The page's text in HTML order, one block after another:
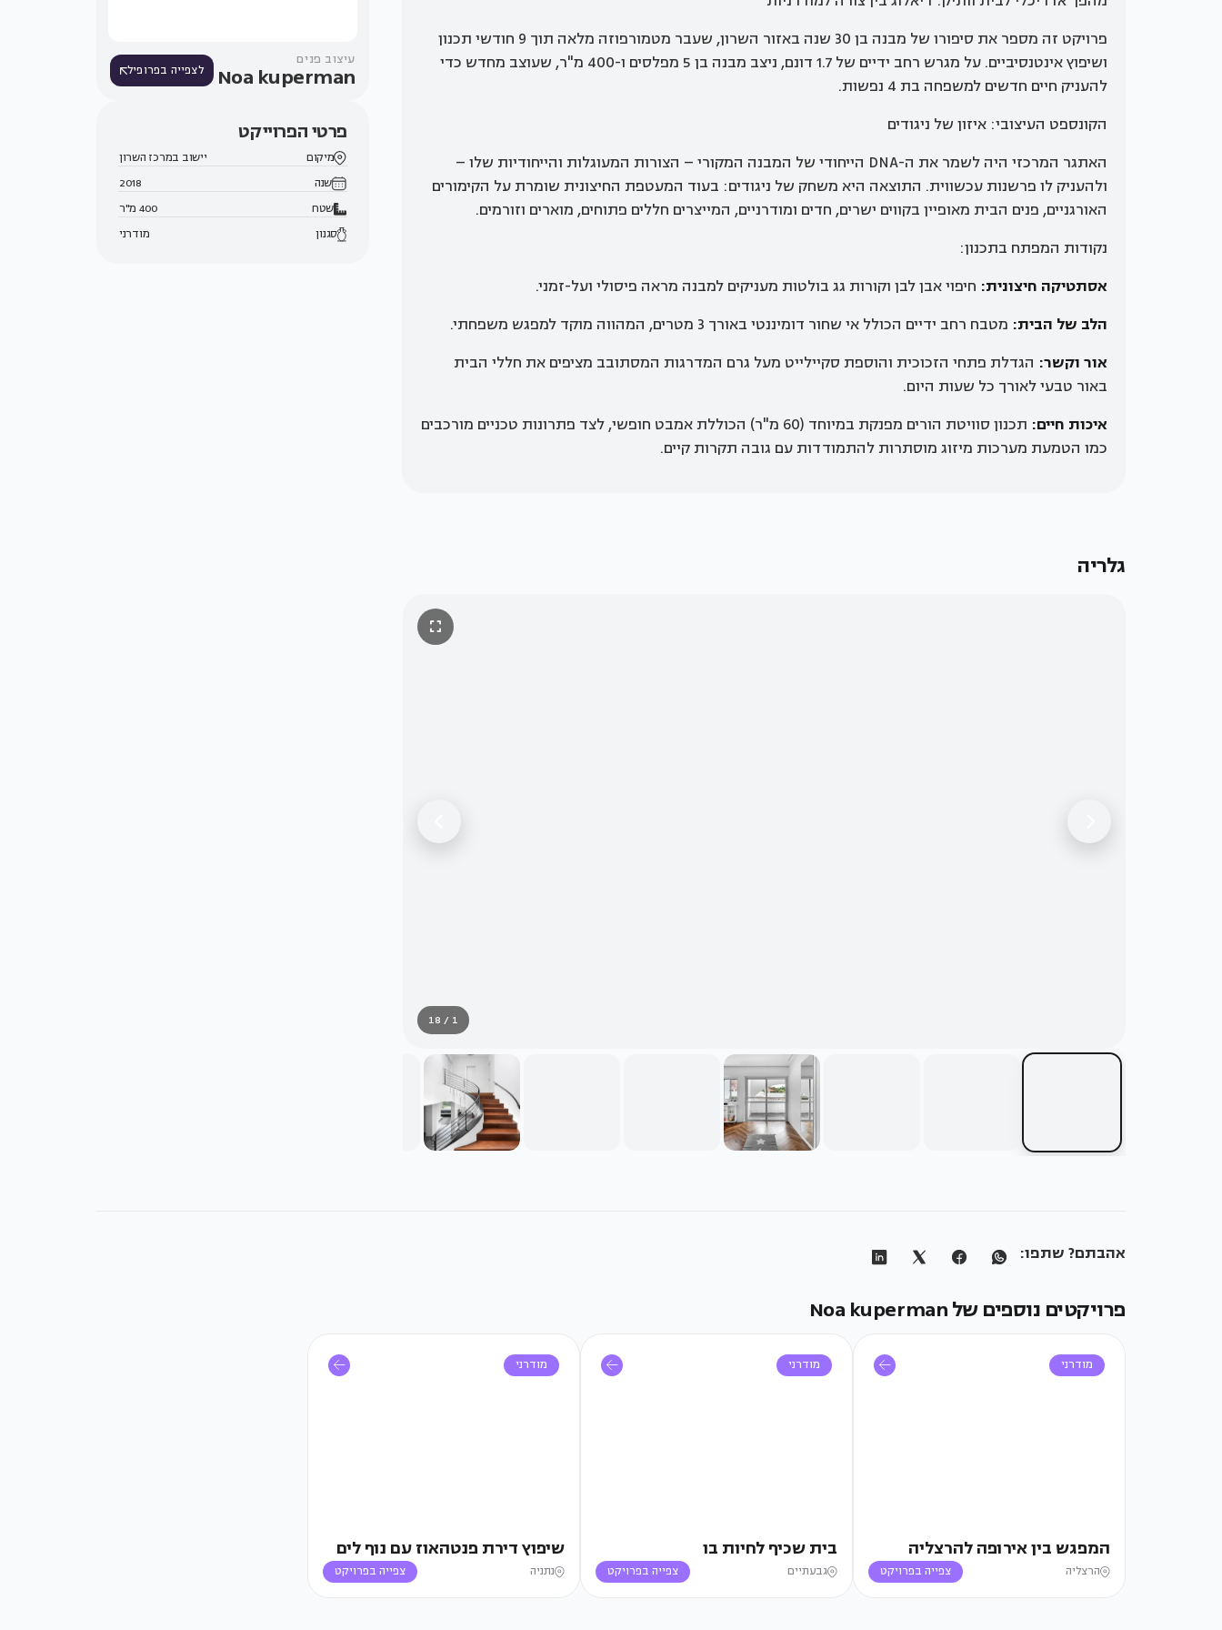
פרויקט זה מספר את סיפורו של מבנה בן 30 שנה באזור השרון, שעבר מטמורפוזה מלאה תוך 9 חודשי תכנון
ושיפוץ אינטנסיביים. על מגרש רחב ידיים של 1.7 דונם, ניצב מבנה בן 5 מפלסים ו-400 מ"ר, שעוצב מחדש כדי
להעניק חיים חדשים למשפחה בת 4 נפשות.
הקונספט העיצובי: איזון של ניגודים
האתגר המרכזי היה לשמר את ה-DNA הייחודי של המבנה המקורי – הצורות המעוגלות והייחודיות שלו –
ולהעניק לו פרשנות עכשווית. התוצאה היא משחק של ניגודים: בעוד המעטפת החיצונית שומרת על הקימורים
האורגניים, פנים הבית מאופיין בקווים ישרים, חדים ומודרניים, המייצרים חללים פתוחים, מוארים וזורמים.
נקודות המפתח בתכנון:
אסתטיקה חיצונית: חיפוי אבן לבן וקורות גג בולטות מעניקים למבנה מראה פיסולי ועל-זמני.
הלב של הבית: מטבח רחב ידיים הכולל אי שחור דומיננטי באורך 3 מטרים, המהווה מוקד למפגש משפחתי.
אור וקשר: הגדלת פתחי הזכוכית והוספת סקיילייט מעל גרם המדרגות המסתובב מציפים את חללי הבית
באור טבעי לאורך כל שעות היום.
איכות חיים:
תכנון סוויטת הורים מפנקת במיוחד (60 מ"ר) הכוללת אמבט חופשי, לצד פתרונות טכניים מורכבים
כמו הטמעת מערכות מיזוג מוסתרות להתמודדות עם גובה תקרות קיים.
גלריה
סמדר
1 / 18
עיצוב פנים
Noa kuperman לצפייה בפרופיל
פרטי הפרוייקט
מיקום
יישוב במרכז השרון
שנה
2018
שטח
400 מ"ר
סגנון
מודרני
אהבתם? שתפו:
פרויקטים נוספים של Noa kuperman
מודרני
המפגש בין אירופה להרצליה
הרצליה צפייה בפרויקט
מודרני
בית שכיף לחיות בו
גבעתיים צפייה בפרויקט
מודרני
שיפוץ דירת פנטהאוז עם נוף לים
נתניה צפייה בפרויקט